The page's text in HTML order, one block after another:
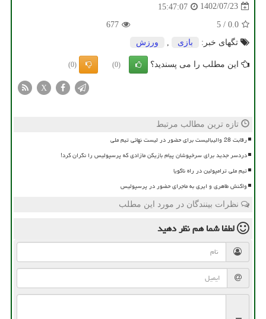
1402/07/23
15:47:07
0.0
/
5
677
تگهای خبر:
بازی ورزش
این مطلب را می پسندید؟ (0)
(0)
X
تازه ترین مطالب مرتبط
رقابت 28 والیبالیست برای حضور در لیست نهائی تیم ملی
دردسر جدید برای سرخپوشان پیام بازیکن مازادی که پرسپولیس را نگران کرد!
تیم ملی ترامپولین در راه ناگویا
واکنش طاهری و ایری به ماجرای حضور در پرسپولیس
نظرات بینندگان در مورد این مطلب
لطفا شما همنظر دهید